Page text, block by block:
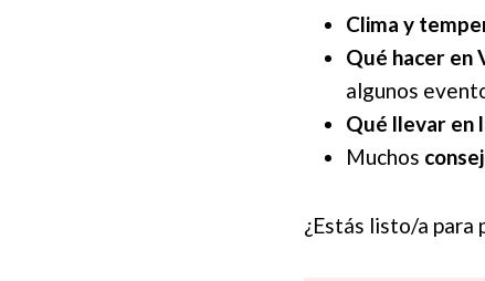
Clima y
Qué hacer en
algunos
Qué llevar en
Muchos
¿Estás listo/a para